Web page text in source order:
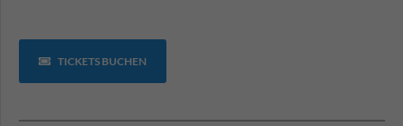
TICKETS BUCHEN